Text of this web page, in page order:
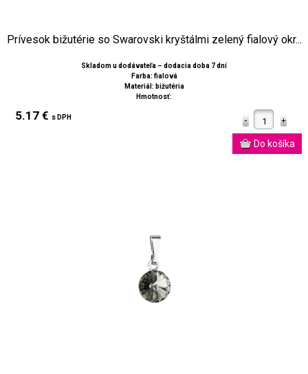
Prívesok bižutérie so Swarovski kryštálmi zelený fialový okr...
Skladom u dodávateľa – dodacia doba 7 dní
Farba: fialová
Materiál: bižutéria
Hmotnosť:
5.17 € s DPH